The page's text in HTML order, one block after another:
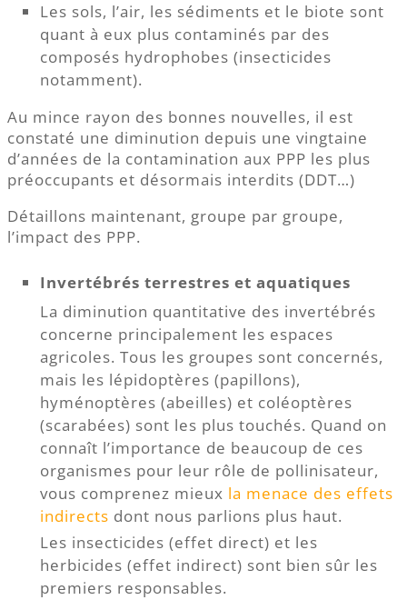
Les sols, l’air, les sédiments et le biote sont
quant à eux plus contaminés par des
composés hydrophobes (insecticides
notamment).
Au mince rayon des bonnes nouvelles, il est
constaté une diminution depuis une vingtaine
d’années de la contamination aux PPP les plus
préoccupants et désormais interdits (DDT…)
Détaillons maintenant, groupe par groupe,
l’impact des PPP.
Invertébrés terrestres et aquatiques
La diminution quantitative des invertébrés
concerne principalement les espaces
agricoles. Tous les groupes sont concernés,
mais les lépidoptères (papillons),
hyménoptères (abeilles) et coléoptères
(scarabées) sont les plus touchés. Quand on
connaît l’importance de beaucoup de ces
organismes pour leur rôle de pollinisateur,
vous comprenez mieux la menace des effets
indirects dont nous parlions plus haut.
Les insecticides (effet direct) et les
herbicides (effet indirect) sont bien sûr les
premiers responsables.